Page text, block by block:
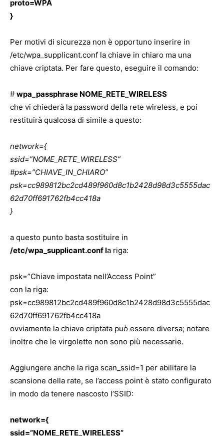
proto=WPA
}
Per motivi di sicurezza non è opportuno inserire in
/etc/wpa_supplicant.conf la chiave in chiaro ma una
chiave criptata. Per fare questo, eseguire il comando:
#wpa_passphrase NOME_RETE_WIRELESS
che vi chiederà la password della rete wireless, e poi
restituirà qualcosa di simile a questo:
network={
ssid=”NOME_RETE_WIRELESS”
#psk=”CHIAVE_IN_CHIARO”
psk=cc989812bc2cd489f960d8c1b2428d98d3c5555dac
62d70ff691762fb4cc418a
}
a questo punto basta sostituire in
/etc/wpa_supplicant.conf la riga:
psk=”Chiave impostata nell’Access Point”
con la riga:
psk=cc989812bc2cd489f960d8c1b2428d98d3c5555dac
62d70ff691762fb4cc418a
ovviamente la chiave criptata può essere diversa; notare
inoltre che le virgolette non sono più necessarie.
Aggiungere anche la riga scan_ssid=1 per abilitare la
scansione della rate, se l’access point è stato configurato
in modo da tenere nascosto l’SSID:
network={
ssid=”NOME_RETE_WIRELESS”